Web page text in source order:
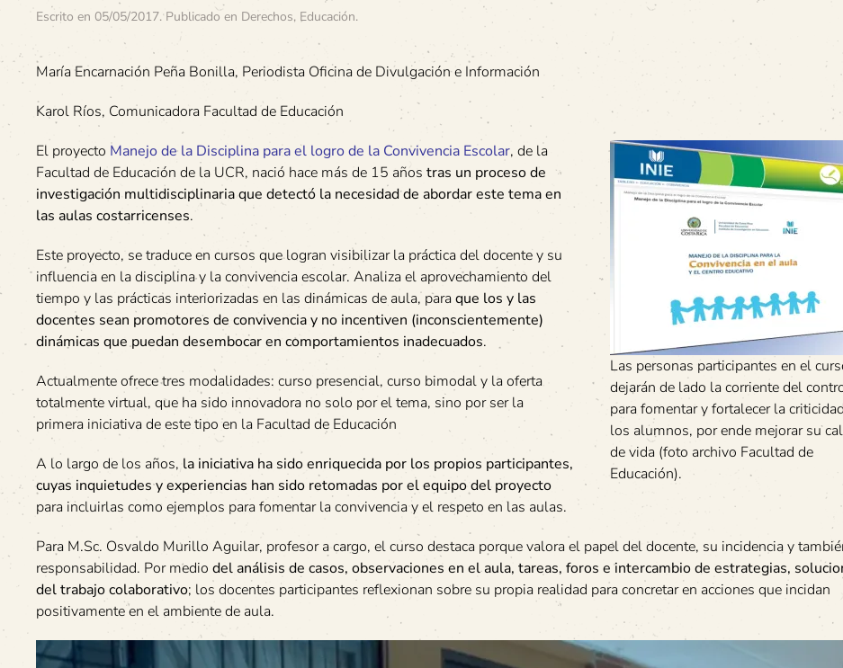
Escrito en 05/05/2017. Publicado en Derechos, Educación.
María Encarnación Peña Bonilla, Periodista Oficina de Divulgación e Información
Karol Ríos, Comunicadora Facultad de Educación
Las personas participantes en el
dejarán de lado la corriente del
para fomentar y fortalecer la
los alumnos, por ende mejorar su
de vida (foto archivo Facultad de
Educación).
El proyecto Manejo de la Disciplina para el logro de la Convivencia Escolar, de la
Facultad de Educación de la UCR, nació hace más de 15 años tras un proceso de
investigación multidisciplinaria que detectó la necesidad de abordar este tema en
las aulas costarricenses.
Este proyecto, se traduce en cursos que logran visibilizar la práctica del docente y su
influencia en la disciplina y la convivencia escolar. Analiza el aprovechamiento del
tiempo y las prácticas interiorizadas en las dinámicas de aula, paraque los y las
docentes sean promotores de convivencia y no incentiven (inconscientemente)
dinámicas que puedan desembocar en comportamientos inadecuados.
Actualmente ofrece tres modalidades: curso presencial, curso bimodal y la oferta
totalmente virtual, que ha sido innovadora no solo por el tema, sino por ser la
primera iniciativa de este tipo en la Facultad de Educación
A lo largo de los años, la iniciativa ha sido enriquecida por los propios participantes,
cuyas inquietudes y experiencias han sido retomadas por el equipo del proyecto
para incluirlas como ejemplos para fomentar la convivencia y el respeto en las aulas.
Para M.Sc. Osvaldo Murillo Aguilar, profesor a cargo, el curso destaca porque valora el papel del docente, su incidencia y
responsabilidad. Por medio del análisis de casos, observaciones en el aula, tareas, foros e intercambio de estrategias,
del trabajo colaborativo; los docentes participantes reflexionan sobre su propia realidad para concretar en acciones que incidan
positivamente en el ambiente de aula.